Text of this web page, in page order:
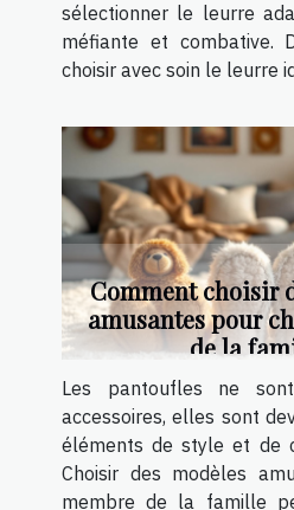
sélectionner le leurre
méfiante et combative.
choisir avec soin le leurre
Comment choisir
amusantes pour
de la
Les pantoufles ne
accessoires, elles sont
éléments de style et de
Choisir des modèles
membre de la famille